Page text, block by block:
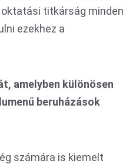
titkárság minden
ezekhez a
amelyben különösen
beruházások
számára is kiemelt